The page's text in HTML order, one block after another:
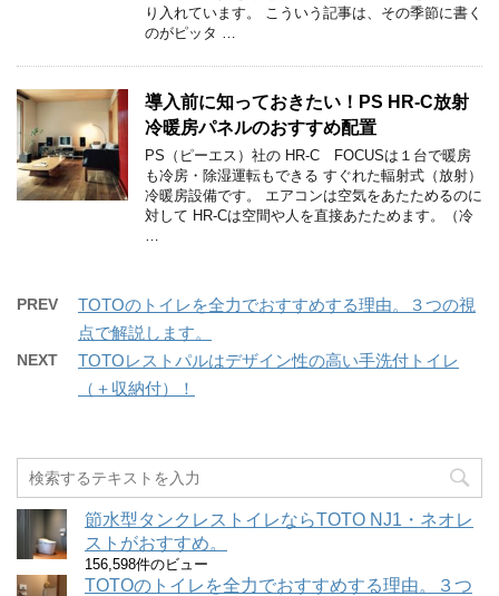
り入れています。 こういう記事は、その季節に書く
のがピッタ …
導入前に知っておきたい！PS HR-C放射
冷暖房パネルのおすすめ配置
PS（ピーエス）社の HR-C FOCUSは１台で暖房
も冷房・除湿運転もできる すぐれた輻射式（放射）
冷暖房設備です。 エアコンは空気をあたためるのに
対して HR-Cは空間や人を直接あたためます。（冷
PREV
TOTOのトイレを全力でおすすめする理由。３つの視
点で解説します。
NEXT
TOTOレストパルはデザイン性の高い手洗付トイレ
（＋収納付）！
節水型タンクレストイレならTOTO NJ1・ネオレ
ストがおすすめ。
156,598件のビュー
TOTOのトイレを全力でおすすめする理由。３つ